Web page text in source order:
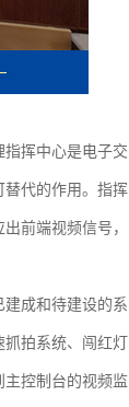
挥中心是电子交
替代的作用。指挥
前端视频信号，
成和待建设的系
拍系统、闯红灯
主控制台的视频监